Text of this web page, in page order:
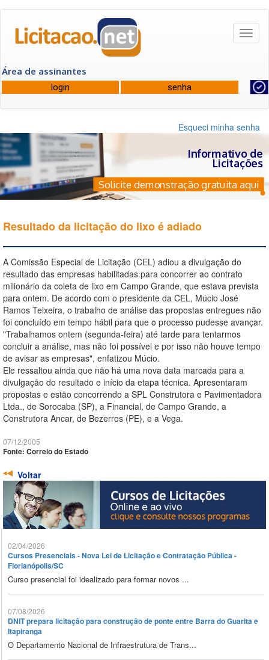
Área de assinantes
Esqueci minha senha
Informativo de
Licitações
Solicite demonstração gratuita aqui
Resultado da licitação do lixo é adiado
A Comissão Especial de Licitação (CEL) adiou a divulgação do
resultado das empresas habilitadas para concorrer ao contrato
milionário da coleta de lixo em Campo Grande, que estava prevista
para ontem. De acordo com o presidente da CEL, Múcio José
Ramos Teixeira, o trabalho de análise das propostas entregues não
foi concluído em tempo hábil para que o processo pudesse avançar.
"Trabalhamos ontem (segunda-feira) até tarde para tentarmos
concluir a análise, mas não foi possível e por isso não houve tempo
de avisar as empresas", enfatizou Múcio.
Ele ressaltou ainda que não há uma nova data marcada para a
divulgação do resultado e início da etapa técnica. Apresentaram
propostas e estão concorrendo a SPL Construtora e Pavimentadora
Ltda., de Sorocaba (SP), a Financial, de Campo Grande, a
Construtora Ancar, de Bezerros (PE), e a Vega.
07/12/2005
Fonte: Correio do Estado
Voltar
02/04/2026
Cursos Presenciais - Nova Lei de Licitação e Contratação Pública -
Florianópolis/SC
Curso presencial foi idealizado para formar novos ...
07/08/2026
DNIT prepara licitação para construção de ponte entre Barra do Guarita e
Itapiranga
O Departamento Nacional de Infraestrutura de Trans...